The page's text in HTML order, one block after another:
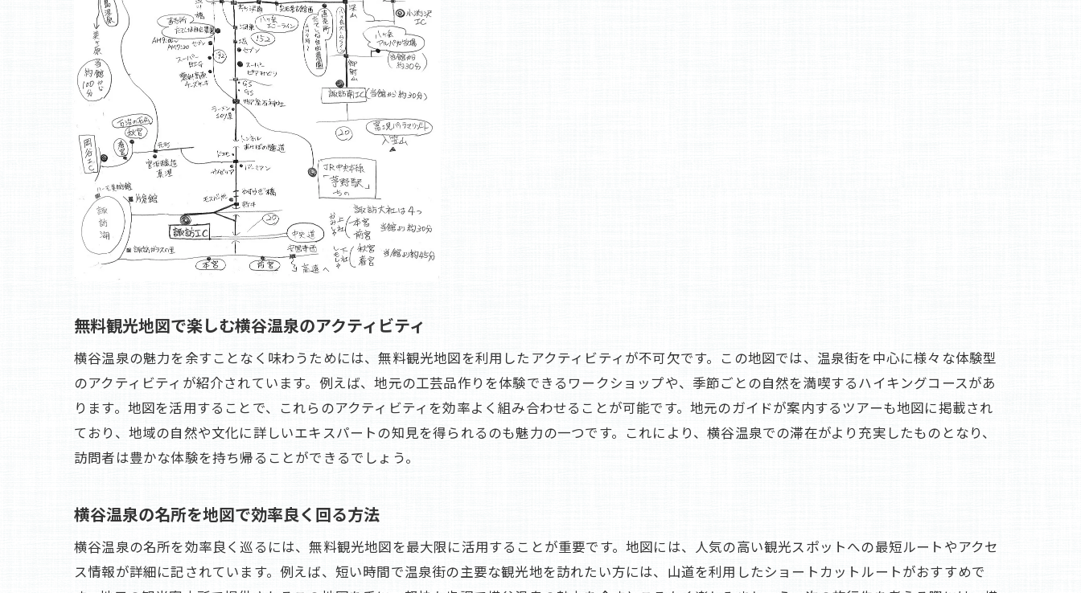
観光地図で体験する横谷温泉の新名所
地図が導く横谷温泉の新発見
観光地図で巡る横谷温泉の新たな旅
観光地図と共に横谷温泉で季節の変化を楽しむ
季節ごとの横谷温泉を地図で楽しむ秘訣
横谷温泉の四季を地図で満喫する方法
地図が教える横谷温泉の秘境スポット
観光地図で出会う横谷温泉の隠れた魅力
無料地図で巡る横谷温泉の知られざる一面
地図を手に横谷温泉の隠れた名所探訪
観光地図が案内する横谷温泉の秘められた魅力
横谷温泉の未知の魅力を地図で発見
無料観光地図で楽しむ横谷温泉のアクティビティ
横谷温泉の魅力を余すことなく味わうためには、無料観光地図を利用したアクティビティが不可欠です。この地図では、温泉街を中心に様々な体験型
のアクティビティが紹介されています。例えば、地元の工芸品作りを体験できるワークショップや、季節ごとの自然を満喫するハイキングコースがあ
ります。地図を活用することで、これらのアクティビティを効率よく組み合わせることが可能です。地元のガイドが案内するツアーも地図に掲載され
ており、地域の自然や文化に詳しいエキスパートの知見を得られるのも魅力の一つです。これにより、横谷温泉での滞在がより充実したものとなり、
訪問者は豊かな体験を持ち帰ることができるでしょう。
横谷温泉の名所を地図で効率良く回る方法
横谷温泉の名所を効率良く巡るには、無料観光地図を最大限に活用することが重要です。地図には、人気の高い観光スポットへの最短ルートやアクセ
ス情報が詳細に記されています。例えば、短い時間で温泉街の主要な観光地を訪れたい方には、山道を利用したショートカットルートがおすすめで